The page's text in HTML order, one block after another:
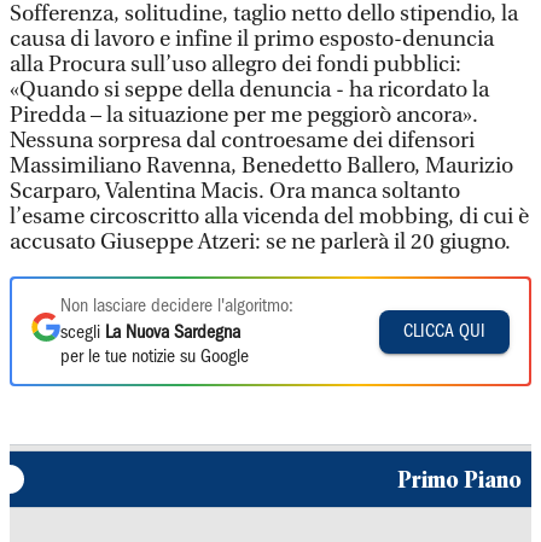
Sofferenza, solitudine, taglio netto dello stipendio, la
causa di lavoro e infine il primo esposto-denuncia
alla Procura sull’uso allegro dei fondi pubblici:
«Quando si seppe della denuncia - ha ricordato la
Piredda – la situazione per me peggiorò ancora».
Nessuna sorpresa dal controesame dei difensori
Massimiliano Ravenna, Benedetto Ballero, Maurizio
Scarparo, Valentina Macis. Ora manca soltanto
l’esame circoscritto alla vicenda del mobbing, di cui è
accusato Giuseppe Atzeri: se ne parlerà il 20 giugno.
Non lasciare decidere l'algoritmo:
scegli La Nuova Sardegna
per le tue notizie su Google
CLICCA QUI
Primo Piano